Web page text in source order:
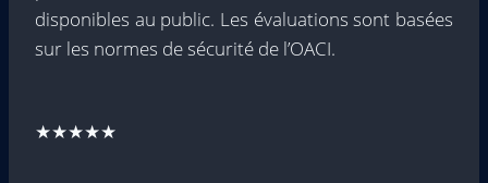
disponibles au public. Les évaluations sont basées
sur les normes de sécurité de l’OACI.
★★★★★